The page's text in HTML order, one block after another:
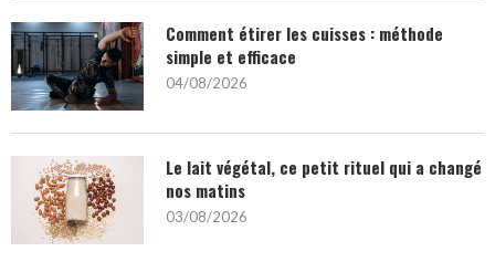
Comment étirer les cuisses : méthode
simple et efficace
04/08/2026
Le lait végétal, ce petit rituel qui a changé
nos matins
03/08/2026